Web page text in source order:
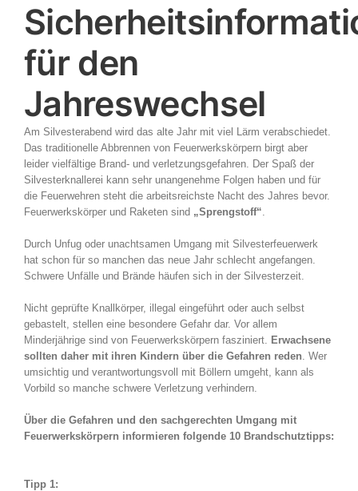
für den
Jahreswechsel
Am Silvesterabend wird das alte Jahr mit viel Lärm verabschiedet.
Das traditionelle Abbrennen von Feuerwerkskörpern birgt aber
leider vielfältige Brand- und verletzungsgefahren. Der Spaß der
Silvesterknallerei kann sehr unangenehme Folgen haben und für
die Feuerwehren steht die arbeitsreichste Nacht des Jahres bevor.
Feuerwerkskörper und Raketen sind „Sprengstoff“.
Durch Unfug oder unachtsamen Umgang mit Silvesterfeuerwerk
hat schon für so manchen das neue Jahr schlecht angefangen.
Schwere Unfälle und Brände häufen sich in der Silvesterzeit.
Nicht geprüfte Knallkörper, illegal eingeführt oder auch selbst
gebastelt, stellen eine besondere Gefahr dar. Vor allem
Minderjährige sind von Feuerwerkskörpern fasziniert. Erwachsene
sollten daher mit ihren Kindern über die Gefahren reden. Wer
umsichtig und verantwortungsvoll mit Böllern umgeht, kann als
Vorbild so manche schwere Verletzung verhindern.
Über die Gefahren und den sachgerechten Umgang mit
Feuerwerkskörpern informieren folgende 10 Brandschutztipps:
Tipp 1: